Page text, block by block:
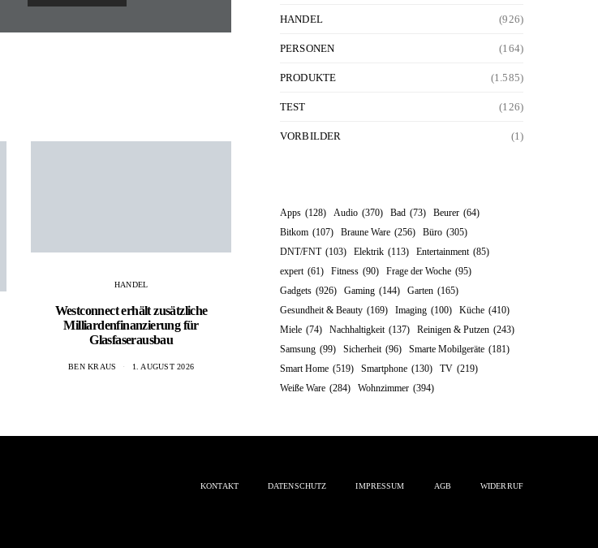
HANDEL
Westconnect erhält zusätzliche
Milliardenfinanzierung für
Glasfaserausbau
BEN KRAUS 1. AUGUST 2026
HANDEL (926)
PERSONEN (164)
PRODUKTE (1.585)
TEST (126)
VORBILDER (1)
Apps (128) Audio (370) Bad (73) Beurer (64)
Bitkom (107) Braune Ware (256) Büro (305)
DNT/FNT (103) Elektrik (113) Entertainment (85)
expert (61) Fitness (90) Frage der Woche (95)
Gadgets (926) Gaming (144) Garten (165)
Gesundheit & Beauty (169) Imaging (100) Küche (410)
Miele (74) Nachhaltigkeit (137) Reinigen & Putzen (243)
Samsung (99) Sicherheit (96) Smarte Mobilgeräte (181)
Smart Home (519) Smartphone (130) TV (219)
Weiße Ware (284) Wohnzimmer (394)
KONTAKT DATENSCHUTZ IMPRESSUM AGB WIDERRUF